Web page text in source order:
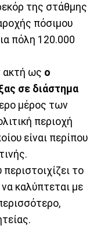
της στάθμης
πόσιμου
πόλη 120.000
ακτή ως ο
σε διάστημα
μέρος των
περιοχή
είναι περίπου
το
καλύπτεται με